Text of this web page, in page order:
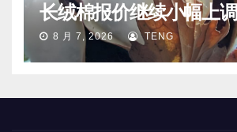
长绒棉报价继续小幅上调
8 月 7, 2026 TENG